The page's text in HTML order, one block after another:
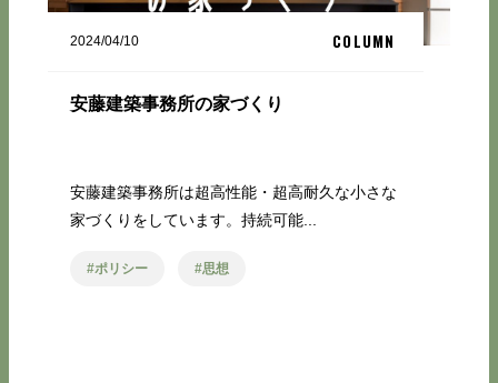
2024/04/10 COLUMN
安藤建築事務所の家づくり
安藤建築事務所は超高性能・超高耐久な小さな
家づくりをしています。持続可能...
ポリシー 思想